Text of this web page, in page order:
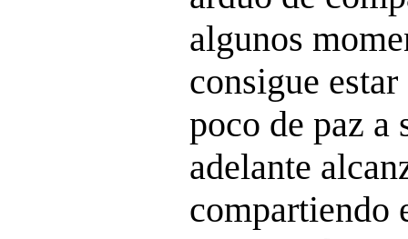
algunos
consigue
poco de paz a
adelante
compartiendo